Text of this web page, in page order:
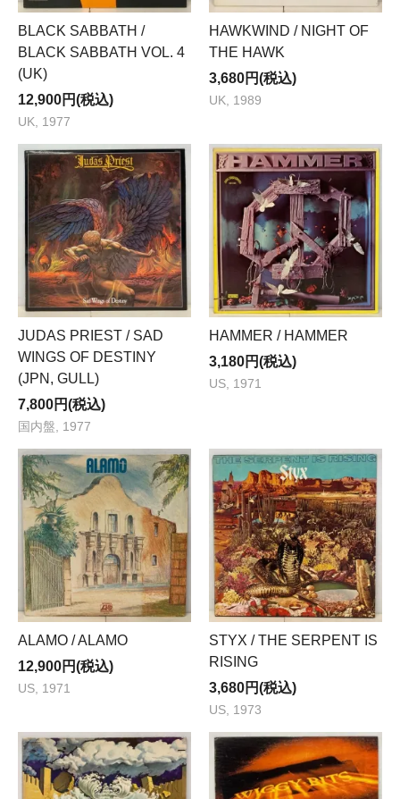
BLACK SABBATH /
BLACK SABBATH VOL. 4
(UK)
12,900円(税込)
UK, 1977
HAWKWIND / NIGHT OF
THE HAWK
3,680円(税込)
UK, 1989
JUDAS PRIEST / SAD
WINGS OF DESTINY
(JPN, GULL)
7,800円(税込)
国内盤, 1977
HAMMER / HAMMER
3,180円(税込)
US, 1971
ALAMO / ALAMO
12,900円(税込)
US, 1971
STYX / THE SERPENT IS
RISING
3,680円(税込)
US, 1973